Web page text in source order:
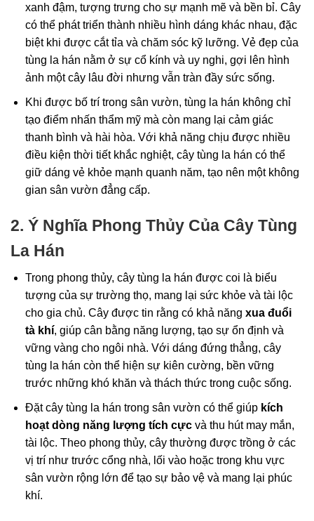
xanh đậm, tượng trưng cho sự mạnh mẽ và bền bỉ. Cây
có thể phát triển thành nhiều hình dáng khác nhau, đặc
biệt khi được cắt tỉa và chăm sóc kỹ lưỡng. Vẻ đẹp của
tùng la hán nằm ở sự cổ kính và uy nghi, gợi lên hình
ảnh một cây lâu đời nhưng vẫn tràn đầy sức sống.
Khi được bố trí trong sân vườn, tùng la hán không chỉ
tạo điểm nhấn thẩm mỹ mà còn mang lại cảm giác
thanh bình và hài hòa. Với khả năng chịu được nhiều
điều kiện thời tiết khắc nghiệt, cây tùng la hán có thể
giữ dáng vẻ khỏe mạnh quanh năm, tạo nên một không
gian sân vườn đẳng cấp.
2. Ý Nghĩa Phong Thủy Của Cây Tùng
La Hán
Trong phong thủy, cây tùng la hán được coi là biểu
tượng của sự trường thọ, mang lại sức khỏe và tài lộc
cho gia chủ. Cây được tin rằng có khả năng xua đuổi
tà khí, giúp cân bằng năng lượng, tạo sự ổn định và
vững vàng cho ngôi nhà. Với dáng đứng thẳng, cây
tùng la hán còn thể hiện sự kiên cường, bền vững
trước những khó khăn và thách thức trong cuộc sống.
Đặt cây tùng la hán trong sân vườn có thể giúp kích
hoạt dòng năng lượng tích cựcvà thu hút may mắn,
tài lộc. Theo phong thủy, cây thường được trồng ở các
vị trí như trước cổng nhà, lối vào hoặc trong khu vực
sân vườn rộng lớn để tạo sự bảo vệ và mang lại phúc
khí.